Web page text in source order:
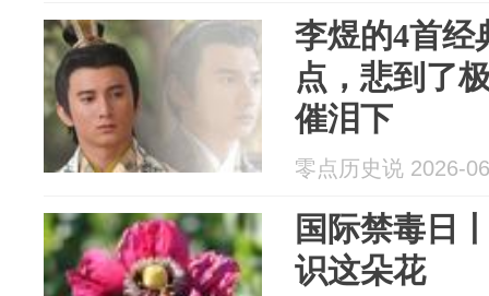
李煜的4首经
点，悲到了
催泪下
零点历史说 2026-
国际禁毒日
识这朵花